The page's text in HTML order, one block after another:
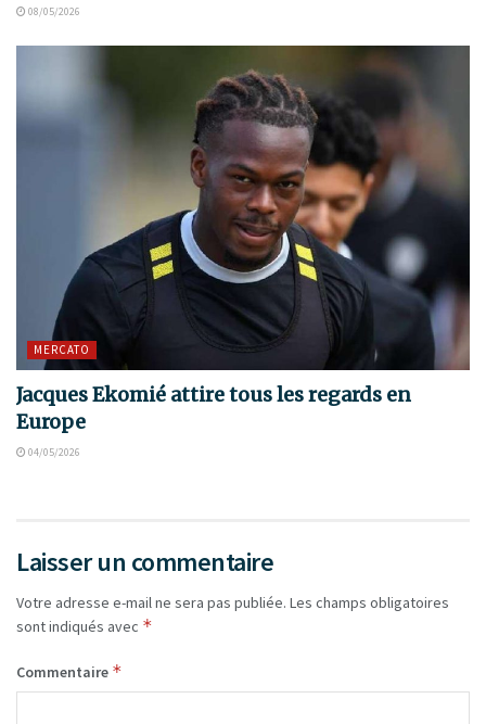
08/05/2026
MERCATO
Jacques Ekomié attire tous les regards en
Europe
04/05/2026
Laisser un commentaire
Votre adresse e-mail ne sera pas publiée. Les champs obligatoires
sont indiqués avec *
Commentaire *